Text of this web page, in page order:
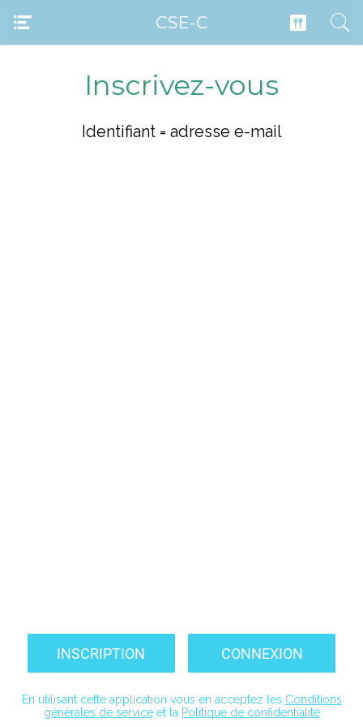
CSE-C
Inscrivez-vous
Identifiant = adresse e-mail
INSCRIPTION CONNEXION
En utilisant cette application vous en acceptez les Conditions
générales de serviceet la Politique de confidentialité